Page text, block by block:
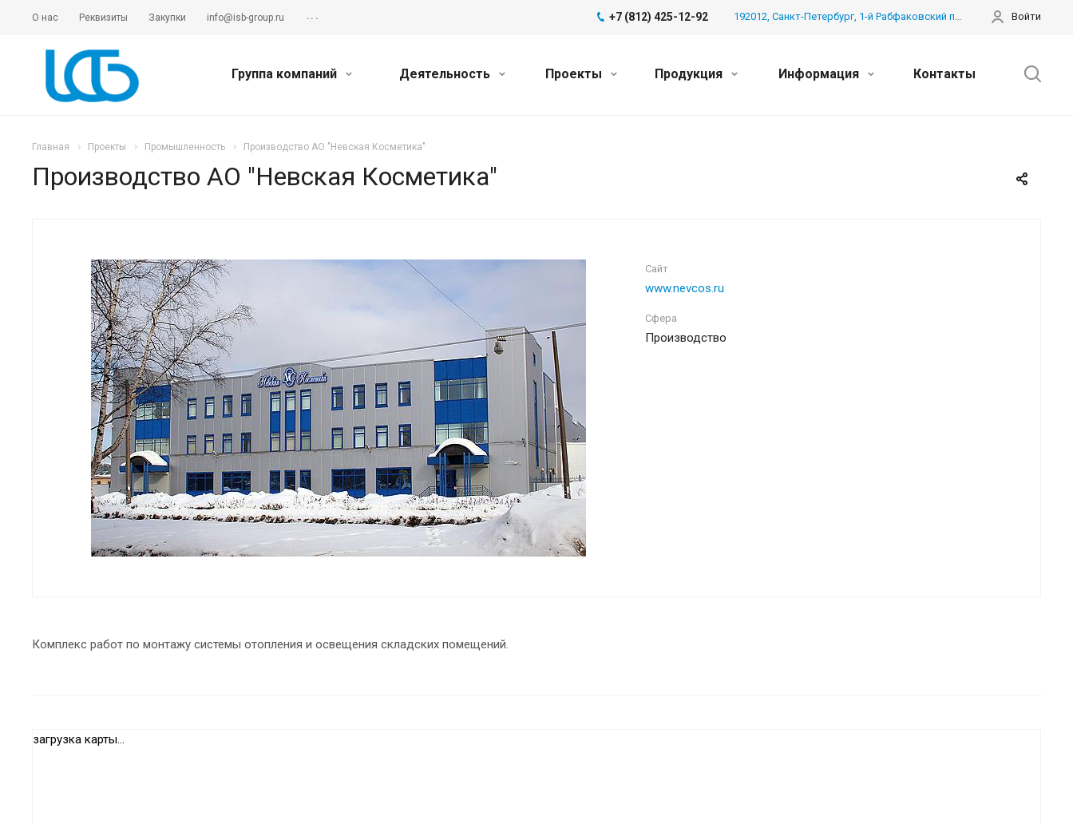
О нас Реквизиты Закупки info@isb-group.ru ... Войти
192012, Санкт-Петербург, 1-й Рабфаковский пер. дом 3 лит. Б, пом. 41Н
+7 (812) 425-12-92
Группа компаний Деятельность Проекты Продукция Информация Контакты
Главная Проекты Промышленность Производство АО "Невская Косметика"
Производство АО "Невская Косметика"
Сайт
www.nevcos.ru
Сфера
Производство
Комплекс работ по монтажу системы отопления и освещения складских помещений.
загрузка карты...